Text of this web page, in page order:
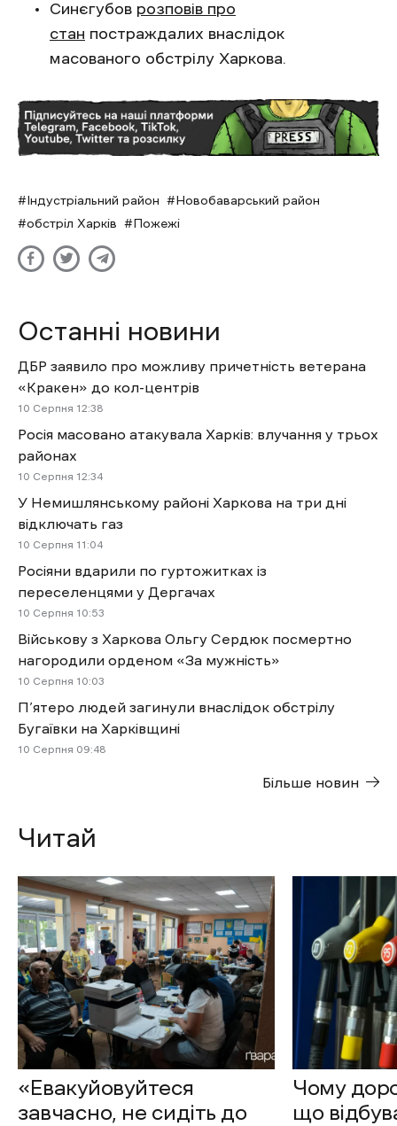
Синєгубов розповів про
стан постраждалих внаслідок
масованого обстрілу Харкова.
Індустріальний район
Новобаварський район
обстріл Харків
Пожежі
Останні новини
ДБР заявило про можливу причетність ветерана
«Кракен» до кол-центрів
10 Cерпня 12:38
Росія масовано атакувала Харків: влучання у трьох
районах
10 Cерпня 12:34
У Немишлянському районі Харкова на три дні
відключать газ
10 Cерпня 11:04
Росіяни вдарили по гуртожитках із
переселенцями у Дергачах
10 Cерпня 10:53
Військову з Харкова Ольгу Сердюк посмертно
нагородили орденом «За мужність»
10 Cерпня 10:03
П’ятеро людей загинули внаслідок обстрілу
Бугаївки на Харківщині
10 Cерпня 09:48
Більше новин
Читай
«Евакуйовуйтеся
завчасно, не сидіть до
Чому
що